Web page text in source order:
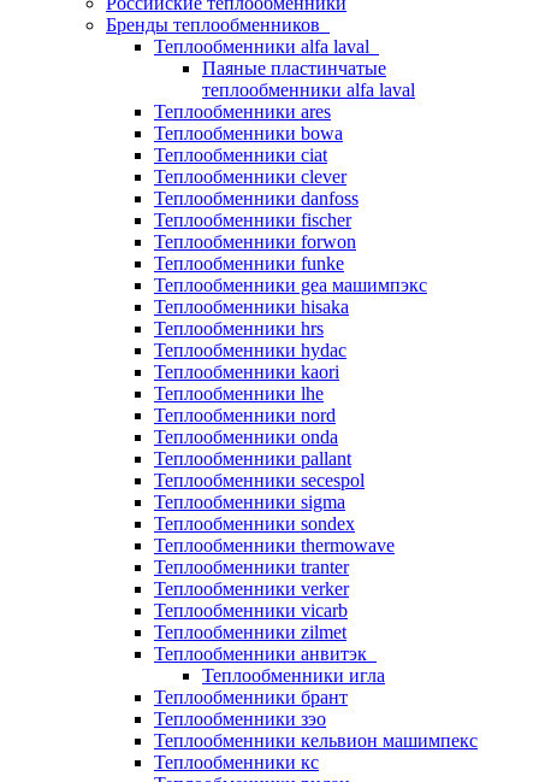
Бренды теплообменников
Теплообменники alfa laval
Паяные пластинчатые
теплообменники alfa laval
Теплообменники ares
Теплообменники bowa
Теплообменники ciat
Теплообменники clever
Теплообменники danfoss
Теплообменники fischer
Теплообменники forwon
Теплообменники funke
Теплообменники gea машимпэкс
Теплообменники hisaka
Теплообменники hrs
Теплообменники hydac
Теплообменники kaori
Теплообменники lhe
Теплообменники nord
Теплообменники onda
Теплообменники pallant
Теплообменники secespol
Теплообменники sigma
Теплообменники sondex
Теплообменники thermowave
Теплообменники tranter
Теплообменники verker
Теплообменники vicarb
Теплообменники zilmet
Теплообменники анвитэк
Теплообменники игла
Теплообменники брант
Теплообменники зэо
Теплообменники кельвион машимпекс
Теплообменники кс